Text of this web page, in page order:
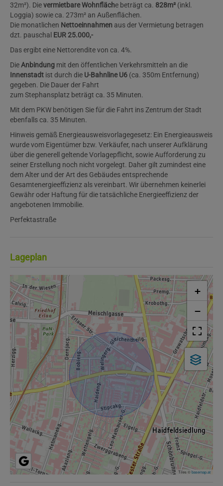
32m²). Dievermietbare Wohnfläche beträgt ca. 828m² (inkl.
Loggia) sowie ca. 273m² an Außenflächen.
Die monatlichen Nettoeinnahmen aus der Vermietung betragen
dzt. pauschal EUR 25.000,-
Das ergibt eine Nettorendite von ca. 4%.
DieAnbindung mit den öffentlichen Verkehrsmitteln an die
Innenstadt ist durch die U-Bahnline U6 (ca. 350m Entfernung)
gegeben. Die Dauer der Fahrt
zum Stephansplatz beträgt ca. 35 Minuten.
Mit dem PKW benötigen Sie für die Fahrt ins Zentrum der Stadt
ebenfalls ca. 35 Minuten.
Hinweis gemäß Energieausweisvorlagegesetz: Ein Energieausweis
wurde vom Eigentümer bzw. Verkäufer, nach unserer Aufklärung
über die generell geltende Vorlagepflicht, sowie Aufforderung zu
seiner Erstellung noch nicht vorgelegt. Daher gilt zumindest eine
dem Alter und der Art des Gebäudes entsprechende
Gesamtenergieeffizienz als vereinbart. Wir übernehmen keinerlei
Gewähr oder Haftung für die tatsächliche Energieeffizienz der
angebotenen Immobilie.
Perfektastraße
Lageplan
+
−
Tiles ©basemap.at